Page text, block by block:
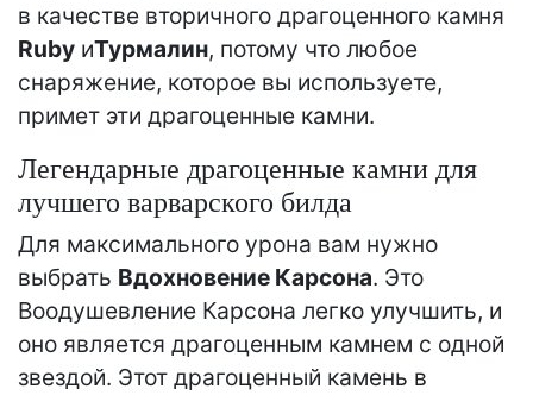
в качестве вторичного драгоценного камня
Ruby иТурмалин, потому что любое
снаряжение, которое вы используете,
примет эти драгоценные камни.
Легендарные драгоценные камни для
лучшего варварского билда
Для максимального урона вам нужно
выбрать Вдохновение Карсона. Это
Воодушевление Карсона легко улучшить, и
оно является драгоценным камнем с одной
звездой. Этот драгоценный камень в